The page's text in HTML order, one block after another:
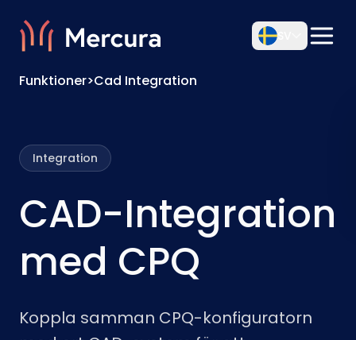
Funktioner>Cad Integration
Integration
CAD-Integration
med CPQ
Koppla samman CPQ-konfiguratorn